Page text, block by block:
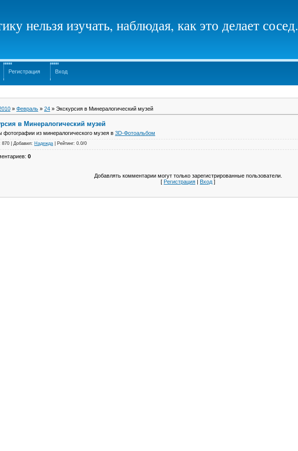
нельзя изучать, наблюдая, как это делает сосед.
Регистрация Вход
» Февраль » 24 » Экскурсия в Минералогический музей
в Минералогический музей
фотографии из минералогического музея в 3D-Фотоальбом
870 | Добавил: Надежда Рейтинг: 0.0/0
: 0
Добавлять комментарии могут только зарегистрированные пользователи.
[ Регистрация | Вход ]